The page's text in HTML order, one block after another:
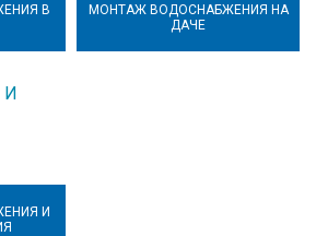
В
МОНТАЖ ВОДОСНАБЖЕНИЯ НА
ДАЧЕ
И